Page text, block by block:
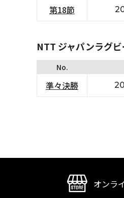
第18節
NTT ジャパンラグ
No.
準々決勝
オンラ